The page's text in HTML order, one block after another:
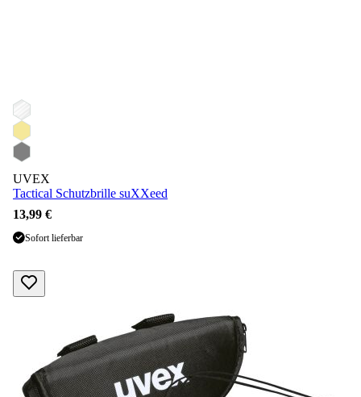
UVEX
Tactical Schutzbrille suXXeed
13,99 €
Sofort lieferbar